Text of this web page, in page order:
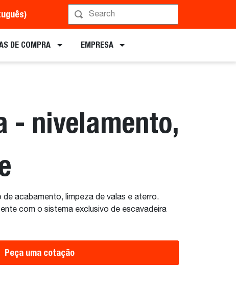
DE COMPRA EMPRESA
- nivelamento,
de acabamento, limpeza de valas e aterro.
com o sistema exclusivo de escavadeira
Peça uma cotação
Implementos